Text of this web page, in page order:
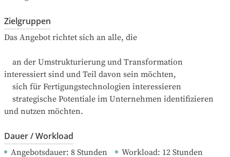
Zielgruppen
Das Angebot richtet sich an alle, die
interessiert sind und Teil davon sein möchten,
und nutzen möchten.
Dauer / Workload
Angebotsdauer: 8 Stunden Workload: 12 Stunden